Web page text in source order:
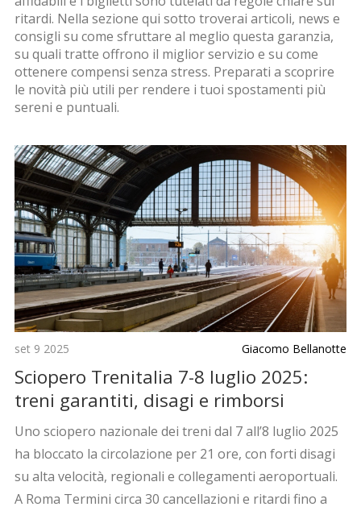
ritardi. Nella sezione qui sotto troverai articoli, news e
consigli su come sfruttare al meglio questa garanzia,
su quali tratte offrono il miglior servizio e su come
ottenere compensi senza stress. Preparati a scoprire
le novità più utili per rendere i tuoi spostamenti più
sereni e puntuali.
set 9 2025 Giacomo Bellanotte
Sciopero Trenitalia 7-8 luglio 2025:
treni garantiti, disagi e rimborsi
Uno sciopero nazionale dei treni dal 7 all’8 luglio 2025
ha bloccato la circolazione per 21 ore, con forti disagi
su alta velocità, regionali e collegamenti aeroportuali.
A Roma Termini circa 30 cancellazioni e ritardi fino a